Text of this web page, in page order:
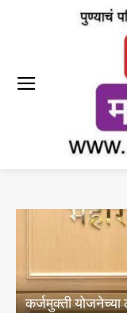
प्रारंभ; प्रत्येक पात्र